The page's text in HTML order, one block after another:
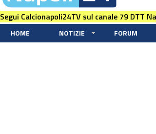
Segui Calcionapoli24TV sul canale 79 DTT
HOME NOTIZIE FORUM